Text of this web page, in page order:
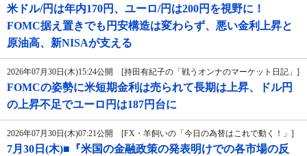
米ドル/円は年内170円、ユーロ/円は200円を視野に！
FOMC据え置きでも円安構造は変わらず、悪い金利上昇と
原油高、新NISAが支える
2026年07月30日(木)15:24公開 [持田有紀子の「戦うオンナのマーケット日記」]
FOMCの姿勢に米短期金利は売られて長期は上昇、ドル円
の上昇不足でユーロ円は187円台に
2026年07月30日(木)07:21公開 [FX・羊飼いの「今日の為替はこれで動く！」]
7月30日(木)■『米国の金融政策の発表明けでの各市場の反